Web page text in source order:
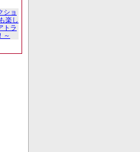
ショ
楽し
トラ
～